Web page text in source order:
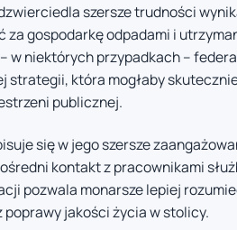
szersze trudności
gospodarkę odpadami i
w niektórych przypadkach –
strategii, która mogłaby
publicznej.
się w jego szersze
kontakt z pracownikami
pozwala monarsze lepiej
jakości życia w stolicy.